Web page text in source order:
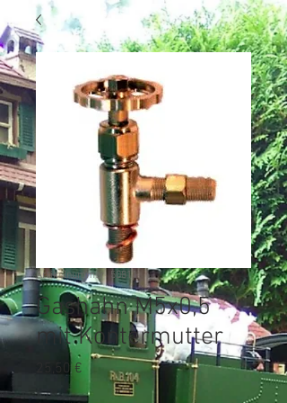
Artikelnummer: 50811
Gashahn M5x0,5
mit Kontermutter
25,50 € Preis